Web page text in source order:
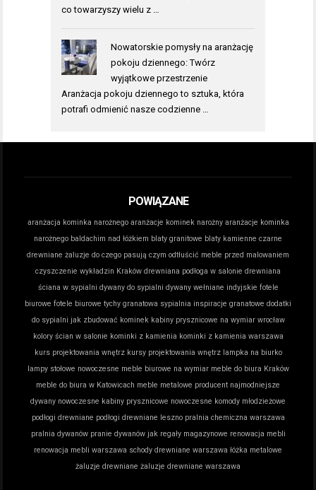
co towarzyszy wielu z …
Nowatorskie pomysły na aranżację
pokoju dziennego: Twórz
wyjątkowe przestrzenie
Aranżacja pokoju dziennego to sztuka, która
potrafi odmienić nasze codzienne …
POWIĄZANE
aranżacja kominka narożnego aranżacje kominek narożny aranżacje kominka
narożnego baldachim nad łóżkiem blaty granitowe blaty kamienne czarne
drewniane żaluzje do czego pasują czym odtłuścić meble przed malowaniem
czyszczenie wykładzin Kraków drewniana podłoga w salonie drewniana
ściana w sypialni dywany do sypialni dywany wełniane indyjskie fotele
biurowe fotele biurowe tychy granatowa sypialnia inspiracje granatowe dodatki
do sypialni jak zbudować kominek kabiny prysznicowe na wymiar wrocław
kolory ścian w salonie kominki z kamienia kominki z kamienia warszawa
kurs projektowania wnętrz kursy projektowania wnętrz lampka na biurko
lampy stołowe nowoczesne meble biurowe na wymiar meble do biura Kraków
meble do biura w Katowicach meble metalowe producent najmodniejsze
dywany nowoczesne kabiny prysznicowe nowoczesne komody młodzieżowe
podłogi drewniane podłogi drewniane leszno pralnia chemiczna warszawa
pralnia dywanów pranie dywanów jak regały magazynowe renowacja mebli
renowacja mebli warszawa schody drewniane warszawa łóżka metalowe
żaluzje drewniane żaluzje drewniane warszawa